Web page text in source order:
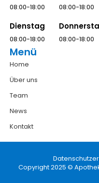
08:00-18:00
Dienstag
08:00-18:00
08:00-18:00
08:00-18:00
Menü
Home
Über uns
Team
News
Kontakt
Copyright 2025 ©